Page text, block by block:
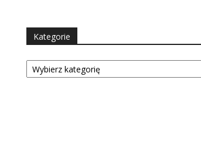
Kategorie
Kategorie